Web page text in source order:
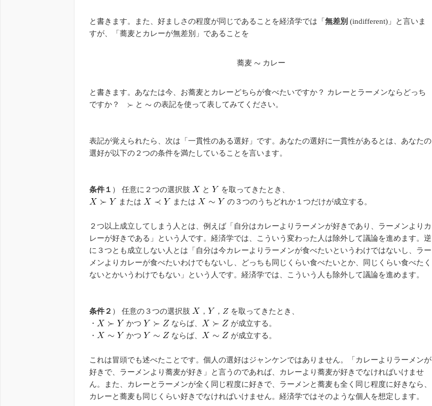
と書きます。また、好ましさの程度が同じであることを経済学では「無差別 (indifferent)」と言いま
すが、「蕎麦とカレーが無差別」であることを
蕎麦 カレー
と書きます。あなたは今、お蕎麦とカレーどちらが食べたいですか？ カレーとラーメンならどっち
ですか？
と の表記を使って表してみてください。
表記が覚えられたら、次は「一貫性のある選好」です。あなたの選好に一貫性があるとは、あなたの
選好が以下の２つの条件を満たしていることを言います。
条件１ ） 任意に２つの選択肢 と
を取ってきたとき、
または
または の３つのうちどれか１つだけが成立する。
２つ以上成立してしまう人とは、例えば「自分はカレーよりラーメンが好きであり、ラーメンよりカ
レーが好きである」という人です。経済学では、こういう変わった人は除外して議論を進めます。逆
に３つとも成立しない人とは「自分は今カレーよりラーメンが食べたいというわけではないし、ラー
メンよりカレーが食べたいわけでもないし、どっちも同じくらい食べたいとか、同じくらい食べたく
ないとかいうわけでもない」という人です。経済学では、こういう人も除外して議論を進めます。
条件２ ） 任意の３つの選択肢 ， ，
を取ってきたとき、
・
かつ ならば、
が成立する。
・
かつ ならば、 が成立する。
これは冒頭でも述べたことです。個人の選好はジャンケンではありません。「カレーよりラーメンが
好きで、ラーメンより蕎麦が好き」と言うのであれば、カレーより蕎麦が好きでなければいけませ
ん。また、カレーとラーメンが全く同じ程度に好きで、ラーメンと蕎麦も全く同じ程度に好きなら、
カレーと蕎麦も同じくらい好きでなければいけません。経済学ではそのような個人を想定します。